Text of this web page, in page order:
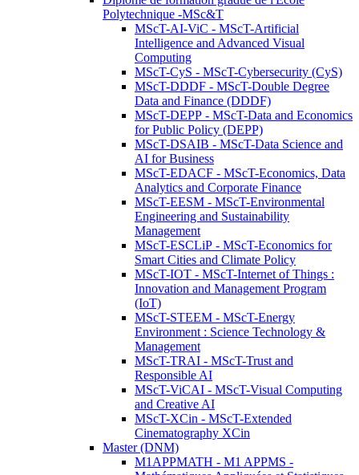
Polytechnique -MSc&T
MScT-AI-ViC - MScT-Artificial
Intelligence and Advanced Visual
Computing
MScT-CyS - MScT-Cybersecurity (CyS)
MScT-DDDF - MScT-Double Degree
Data and Finance (DDDF)
MScT-DEPP - MScT-Data and Economics
for Public Policy (DEPP)
MScT-DSAIB - MScT-Data Science and
AI for Business
MScT-EDACF - MScT-Economics, Data
Analytics and Corporate Finance
MScT-EESM - MScT-Environmental
Engineering and Sustainability
Management
MScT-ESCLiP - MScT-Economics for
Smart Cities and Climate Policy
MScT-IOT - MScT-Internet of Things :
Innovation and Management Program
(IoT)
MScT-STEEM - MScT-Energy
Environment : Science Technology &
Management
MScT-TRAI - MScT-Trust and
Responsible AI
MScT-ViCAI - MScT-Visual Computing
and Creative AI
MScT-XCin - MScT-Extended
Cinematography XCin
Master (DNM)
M1APPMATH - M1 APPMS -